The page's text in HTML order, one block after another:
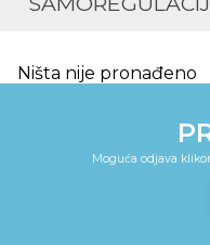
Ništa nije pronađeno
Moguća odjava